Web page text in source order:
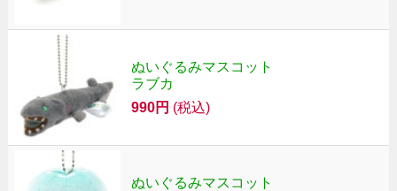
ぬいぐるみマスコット
ラブカ
990円 (税込)
ぬいぐるみマスコット